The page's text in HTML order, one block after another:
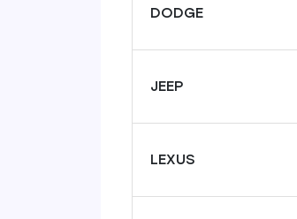
DODGE
JEEP
LEXUS